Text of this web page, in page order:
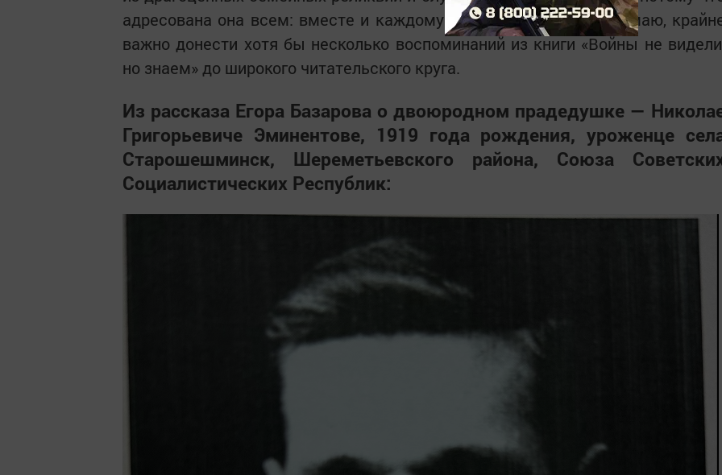
адресована она всем: вместе и каждому по отдельности. И я думаю,
важно донести хотя бы несколько воспоминаний из книги «Войны не
но знаем» до широкого читательского круга.
Из рассказа Егора Базарова о двоюродном прадедушке —
Григорьевиче Эминентове, 1919 года рождения, уроженце
Старошешминск, Шереметьевского района, Союза
Социалистических Республик: